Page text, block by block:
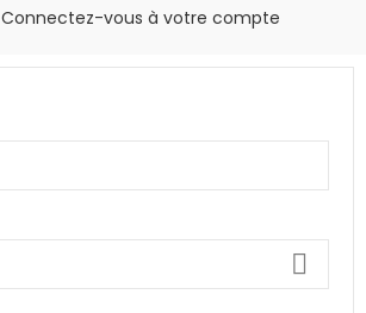
Connectez-vous à votre compte